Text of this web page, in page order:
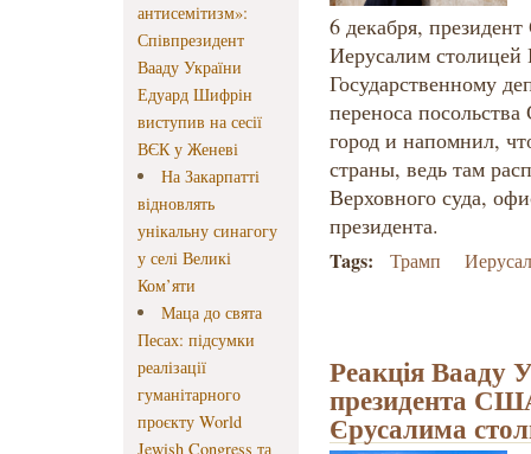
антисемітизм»:
Співпрезидент
Вааду України
Едуард Шифрін
виступив на сесії
ВЄК у Женеві
На Закарпатті
відновлять
унікальну синагогу
у селі Великі
Ком’яти
Маца до свята
Песах: підсумки
реалізації
гуманітарного
проєкту World
Jewish Congress та
6 декабря,
Иерусалим столицей
Государственному
переноса
город и напомнил,
страны, ведь там
Верховного суда,
президента.
Tags: Трамп
Реакція Вааду
президента
Єрусалима